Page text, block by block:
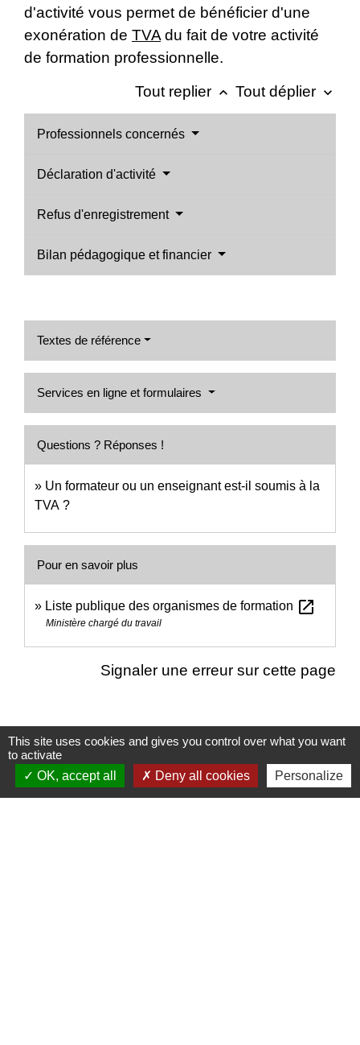
d'activité vous permet de bénéficier d'une
exonération de TVAdu fait de votre activité
de formation professionnelle.
Tout replier keyboard_arrow_up Tout déplier keyboard_arrow_down
Professionnels concernés
Déclaration d'activité
Refus d'enregistrement
Bilan pédagogique et financier
Textes de référence
Services en ligne et formulaires
Questions ? Réponses !
Un formateur ou un enseignant est-il soumis à la
TVA ?
Pour en savoir plus
Liste publique des organismes de formation open_in_new
Ministère chargé du travail
Signaler une erreur sur cette page
Nous contacter
Commune de Puylaurens
This site uses cookies and gives you control over what you want
to activate
OK, accept all
Deny all cookies Personalize